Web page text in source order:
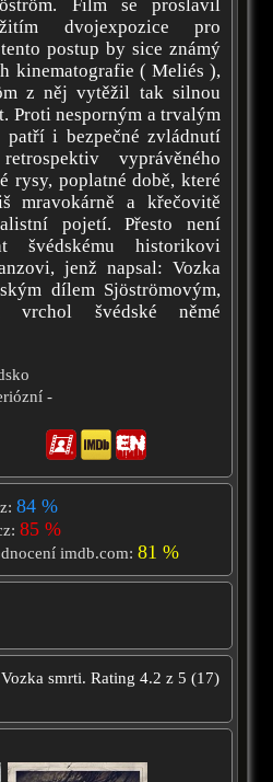
Film se proslavil
dvojexpozice pro
postup by sice známý
kinematografie ( Meliés ),
z něj vytěžil tak silnou
Proti nesporným a trvalým
patří i bezpečné zvládnutí
vyprávěného
rysy, poplatné době, které
mravokárně a křečovitě
pojetí. Přesto není
švédskému historikovi
jenž napsal: Vozka
dílem Sjöströmovým,
švédské němé
-
84 %
85 %
imdb.com:81 %
Vozka smrti. Rating 4.2 z 5 (17)